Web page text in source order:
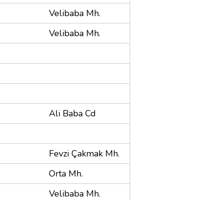
Velibaba Mh.
Velibaba Mh.
Ali Baba Cd
Fevzi Çakmak Mh.
Orta Mh.
Velibaba Mh.